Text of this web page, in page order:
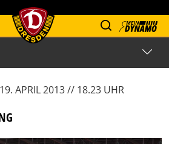
19. APRIL 2013 // 18.23 UHR